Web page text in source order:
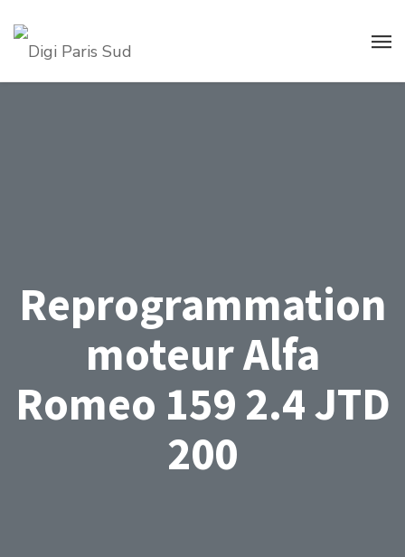
Reprogrammation
moteur Alfa
Romeo 159 2.4 JTD
200